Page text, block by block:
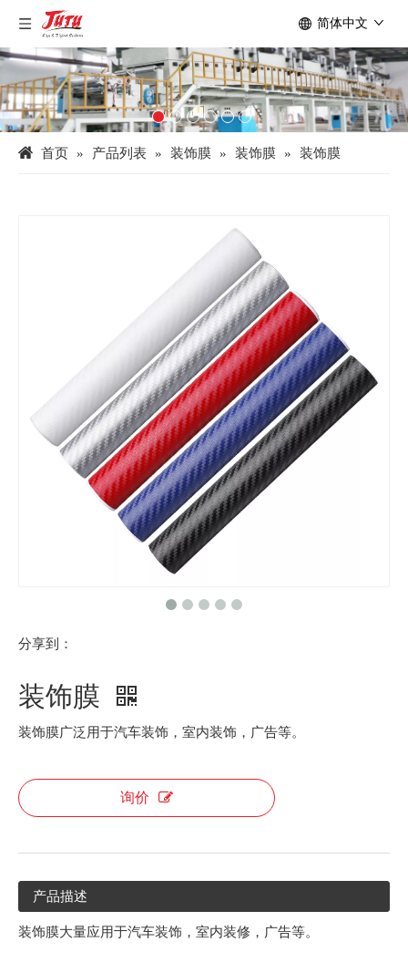
简体中文
首页 » 产品列表 » 装饰膜 » 装饰膜 » 装饰膜
分享到：
装饰膜
装饰膜广泛用于汽车装饰，室内装饰，广告等。
询价
产品描述
装饰膜大量应用于汽车装饰，室内装修，广告等。